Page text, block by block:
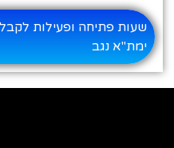
שעות פתיחה ופעילות
ימת"א נגב